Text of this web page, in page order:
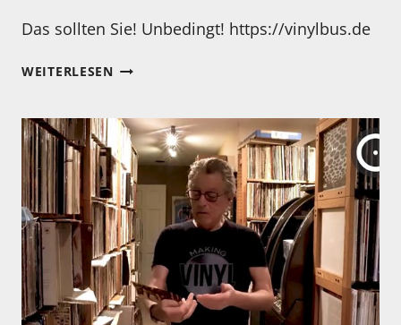
Das sollten Sie! Unbedingt! https://vinylbus.de
WEITERLESENKENNEN
VINYLBUS?